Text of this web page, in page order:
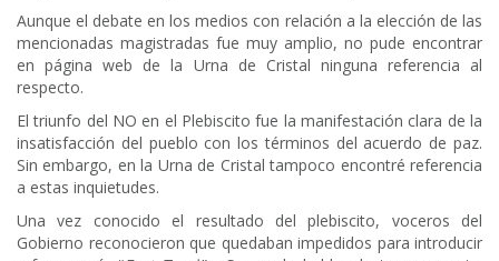
Aunque el debate en los medios con relación a la elección de las
mencionadas magistradas fue muy amplio, no pude encontrar
en página web de la Urna de Cristal ninguna referencia al
respecto.
El triunfo del NO en el Plebiscito fue la manifestación clara de la
insatisfacción del pueblo con los términos del acuerdo de paz.
Sin embargo, en la Urna de Cristal tampoco encontré referencia
a estas inquietudes.
Una vez conocido el resultado del plebiscito, voceros del
Gobierno reconocieron que quedaban impedidos para introducir